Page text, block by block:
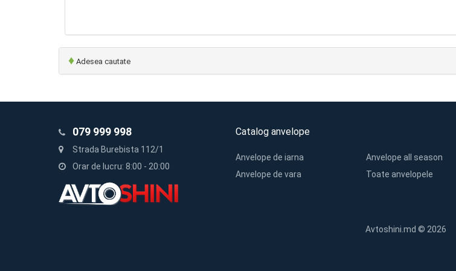
♦ Adesea cautate
079 999 998
Strada Burebista 112/1
Orar de lucru: 8:00 - 20:00
Catalog anvelope
Anvelope de iarna
Anvelope de vara
Anvelope all season
Toate anvelopele
Avtoshini.md © 2026